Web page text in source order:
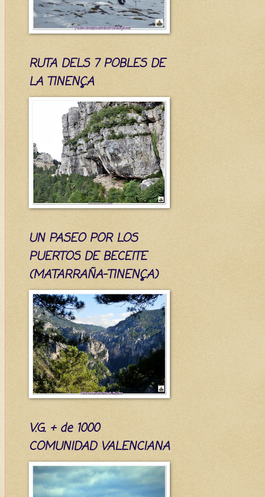
RUTA DELS 7 POBLES DE
LA TINENÇA
UN PASEO POR LOS
PUERTOS DE BECEITE
(MATARRAÑA-TINENÇA)
V.G. + de 1000
COMUNIDAD VALENCIANA